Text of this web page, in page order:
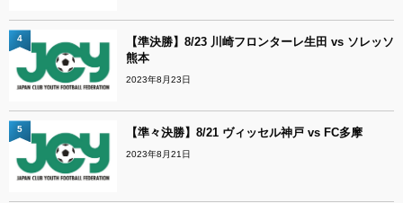
【準決勝】8/23 川崎フロンターレ生田 vs ソレッソ
熊本
2023年8月23日
4
【準々決勝】8/21 ヴィッセル神戸 vs FC多摩
2023年8月21日
5